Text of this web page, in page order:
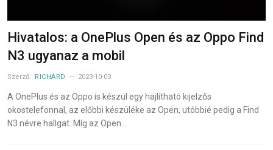
Hivatalos: a OnePlus Open és az Oppo Find
N3 ugyanaz a mobil
Szerző: RICHÁRD 2023-10-03
A OnePlus és az Oppo is készül egy hajlítható kijelzős
okostelefonnal, az előbbi készüléke az Open, utóbbié pedig a Find
N3 névre hallgat. Míg az Open…